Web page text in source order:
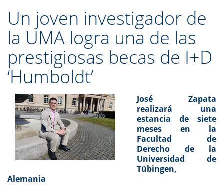
Un joven investigador de
la UMA logra una de las
prestigiosas becas de I+D
‘Humboldt’
José Zapata
realizará una
estancia de siete
meses en la
Facultad de
Derecho de la
Universidad de
Tübingen,
Alemania